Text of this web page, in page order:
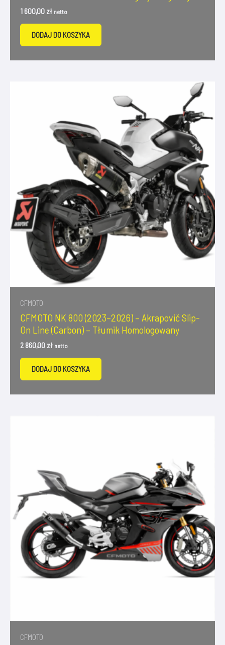
1 600,00 zł netto
DODAJ DO KOSZYKA
CFMOTO
CFMOTO NK 800 (2023–2026) – Akrapovič Slip-
On Line (Carbon) – Tłumik Homologowany
2 860,00 zł netto
DODAJ DO KOSZYKA
CFMOTO